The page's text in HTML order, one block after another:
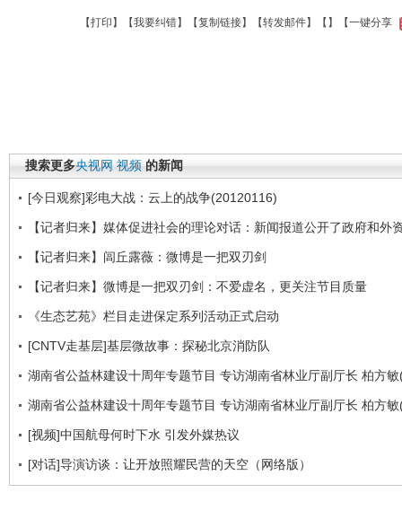
【打印 】【我要纠错】【复制链接】【转发邮件】【 】 【一键分享
搜索更多央视网 视频 的新闻
[今日观察]彩电大战：云上的战争(20120116)
【记者归来】媒体促进社会的理论对话：新闻报道公开了政府和外
【记者归来】闾丘露薇：微博是一把双刃剑
【记者归来】微博是一把双刃剑：不爱虚名，更关注节目质量
《生态艺苑》栏目走进保定系列活动正式启动
[CNTV走基层]基层微故事：探秘北京消防队
湖南省公益林建设十周年专题节目 专访湖南省林业厅副厅长 柏方
湖南省公益林建设十周年专题节目 专访湖南省林业厅副厅长 柏方
[视频]中国航母何时下水 引发外媒热议
[对话]导演访谈：让开放照耀民营的天空（网络版）